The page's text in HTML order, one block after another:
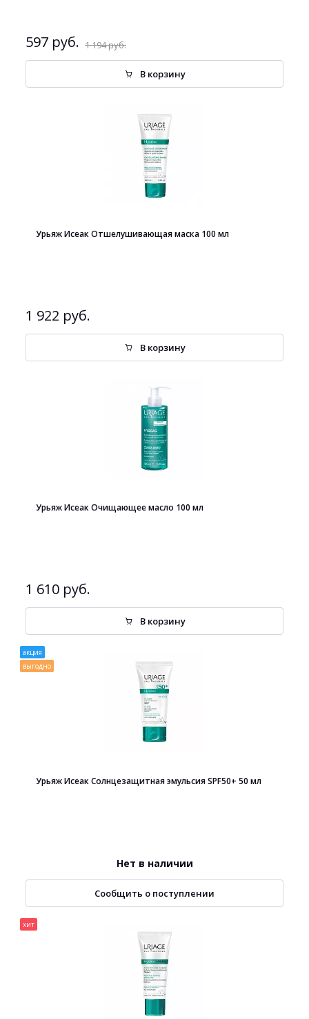
597 руб. 1 194 руб.
В корзину
Урьяж Исеак Отшелушивающая маска 100 мл
1 922 руб.
В корзину
Урьяж Исеак Очищающее масло 100 мл
1 610 руб.
В корзину
акция
выгодно
Урьяж Исеак Солнцезащитная эмульсия SPF50+ 50 мл
Нет в наличии
Сообщить о поступлении
хит